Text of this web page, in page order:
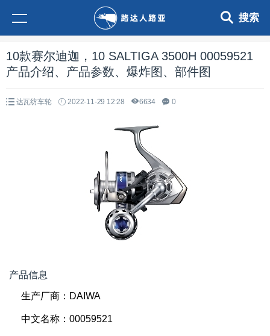
搜索
10款赛尔迪迦，10 SALTIGA 3500H 00059521
产品介绍、产品参数、爆炸图、部件图
达瓦纺车轮 2022-11-29 12:28 6634 0
产品信息
生产厂商：DAIWA
中文名称：00059521